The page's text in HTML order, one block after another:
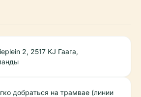
2, 2517 KJ Гаага,
добраться на трамвае (линии